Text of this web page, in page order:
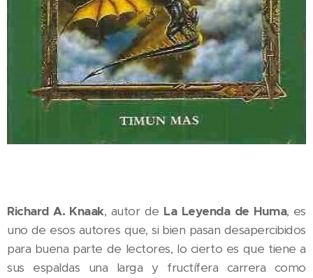
Richard A. Knaak, autor de La Leyenda de Huma, es
uno de esos autores que, si bien pasan desapercibidos
para buena parte de lectores, lo cierto es que tiene a
sus espaldas una larga y fructífera carrera como